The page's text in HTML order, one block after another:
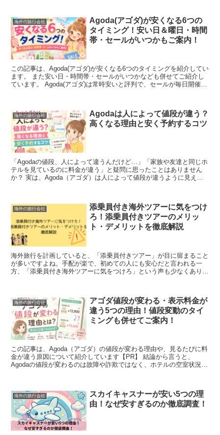
海外の旅行会社
Agoda(アゴダ)が安くなる6つの
タイミング！安い日＆曜日・時間
帯・セールがいつかもご案内！
この記事は、Agoda(アゴダ)が安くなる6つのタイミングを紹介してい
ます。 また安い日・時間帯・セールがいつかなども併せてご紹介し
ています。 Agoda(アゴダ)は常時安いと評判で、セールが毎日開催さ
海外の旅行会社
Agodaは人によって値段が違う？
高くなる理由と安く予約するコツ
「Agodaの値段、人によって違うんだけど…」「家族や友達と同じホ
テルを見ているのに料金が違う」と疑問に思ったことはありません
か？ 実は、Agoda（アゴダ）は人によって値段が違うように見える
海外の旅行会社
添乗員付き海外ツアーに気をつけ
ろ！添乗員付きツアーのメリッ
ト・デメリットを徹底解説
海外旅行を計画していると、「添乗員付きツアー」が目に留まること
が多いですよね。手配が楽で、初めての人にも安心だと言われる一
方、「添乗員付き海外ツアーに気をつけろ」という声も少なくありま
海外の旅行会社
アゴダ値段が変わる・表示料金が
違う5つの理由！値段変動のタイ
ミングも併せてご案内！
この記事は、Agoda（アゴダ）の値段が変わる理由や、見るたびに料
金が違う原因について紹介しています【PR】 結論から言うと、
Agodaの値段が変わるのは故障や詐欺ではなく、ホテルの空室状況・
海外の旅行会社
スカイキャスナーが安い5つの理
由！なぜ安すぎるのか徹底調査！